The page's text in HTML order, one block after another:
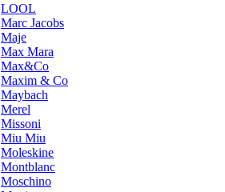
LOOL
Marc Jacobs
Maje
Max Mara
Max&Co
Maxim & Co
Maybach
Merel
Missoni
Miu Miu
Moleskine
Montblanc
Moschino